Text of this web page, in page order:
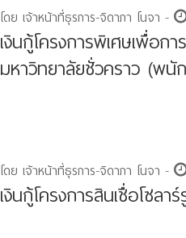
โดย เจ้าหน้าที่ธุรการ-จิดาภา โนจา -
เงินกู้โครงการพิเศษเพื่อก
มหาวิทยาลัยชั่วคราว (พนั
โดย เจ้าหน้าที่ธุรการ-จิดาภา โนจา -
เงินกู้โครงการสินเชื่อโซล